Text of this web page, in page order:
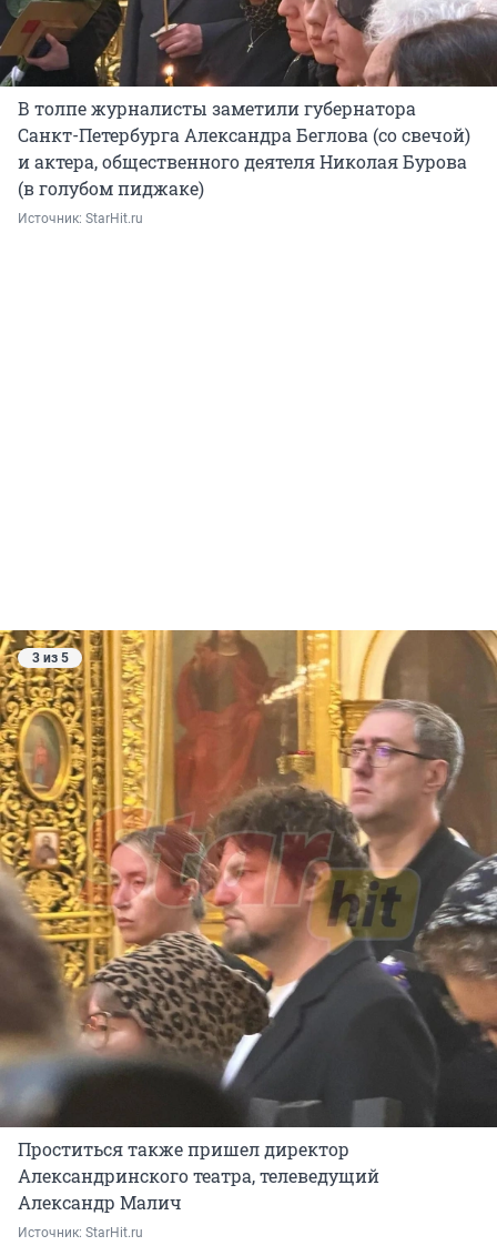
В толпе журналисты заметили губернатора
Санкт-Петербурга Александра Беглова (со свечой)
и актера, общественного деятеля Николая Бурова
(в голубом пиджаке)
Источник: StarHit.ru
3 из 5
Проститься также пришел директор
Александринского театра, телеведущий
Александр Малич
Источник: StarHit.ru